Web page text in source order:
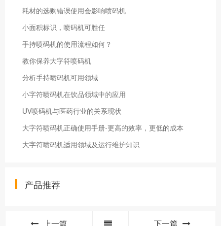
耗材的选购错误使用会影响喷码机
小面积标识，喷码机可胜任
手持喷码机的使用流程如何？
教你保养大字符喷码机
分析手持喷码机可用领域
小字符喷码机在饮品领域中的应用
UV喷码机与医药行业的关系现状
大字符喷码机正确使用手册-更高的效率，更低的成本
大字符喷码机适用领域及运行维护知识
产品推荐
上一篇 下一篇